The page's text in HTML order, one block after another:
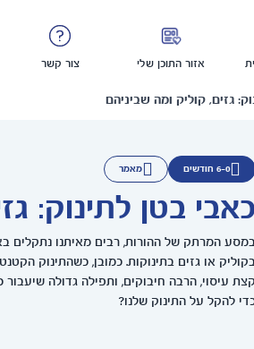
אזור התוכן שלי צור קשר
גזים, קוליק ומה שביניהם
6-0 חודשים מאמר
כאבי בטן לתינוק:
המרתק של ההורות, רבים מאיתנו נתקלים
או גזים בתינוקות. כמובן, כשהתינוק
קצת עיסוי, הרבה חיבוקים, ותפילה גדולה
להקל על התינוק שלנו?